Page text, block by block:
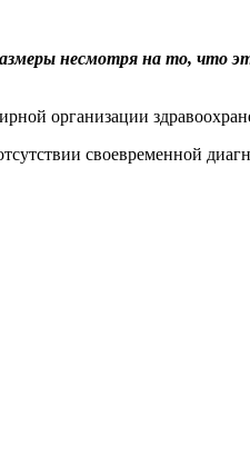
несмотря на то, что
организации
своевременной